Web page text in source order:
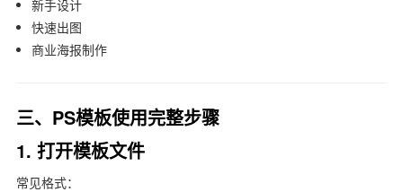
新手设计
快速出图
商业海报制作
三、PS模板使用完整步骤
1. 打开模板文件
常见格式：